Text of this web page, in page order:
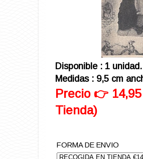
Disponible : 1 unidad.
Medidas : 9,5 cm
Precio 👉
Tienda)
FORMA DE ENVIO